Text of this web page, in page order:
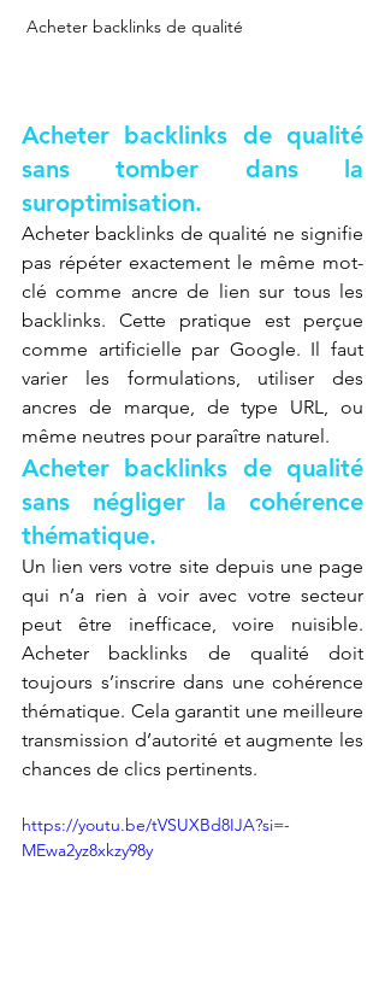
Acheter backlinks de qualité
Acheter backlinks de qualité
sans tomber dans la
suroptimisation.
Acheter backlinks de qualité ne signifie
pas répéter exactement le même mot-
clé comme ancre de lien sur tous les
backlinks. Cette pratique est perçue
comme artificielle par Google. Il faut
varier les formulations, utiliser des
ancres de marque, de type URL, ou
même neutres pour paraître naturel.
Acheter backlinks de qualité
sans négliger la cohérence
thématique.
Un lien vers votre site depuis une page
qui n’a rien à voir avec votre secteur
peut être inefficace, voire nuisible.
Acheter backlinks de qualité doit
toujours s’inscrire dans une cohérence
thématique. Cela garantit une meilleure
transmission d’autorité et augmente les
chances de clics pertinents.
https://youtu.be/tVSUXBd8IJA?si=-
MEwa2yz8xkzy98y